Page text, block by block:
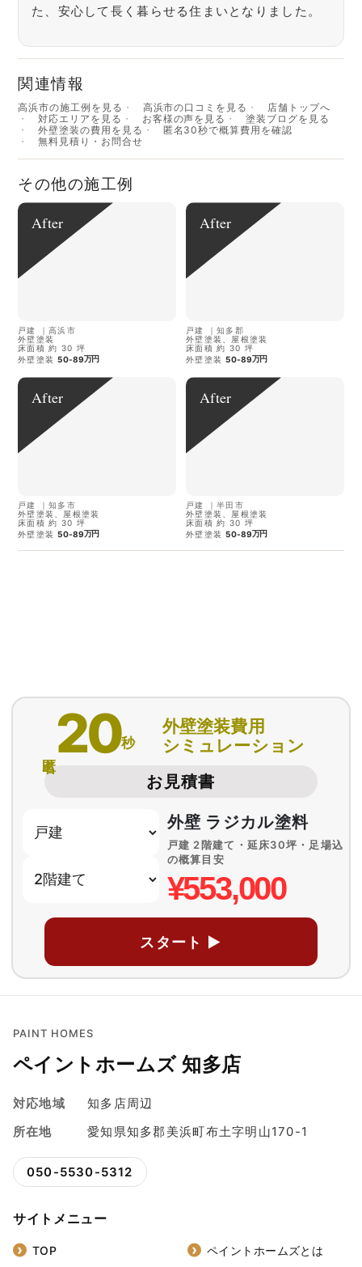
た、安心して長く暮らせる住まいとなりました。
関連情報
高浜市の施工例を見る 高浜市の口コミを見る
店舗トップへ
対応エリアを見る
お客様の声を見る
塗装ブログを見る
外壁塗装の費用を見る
匿名30秒で概算費用を確認
無料見積り・お問合せ
その他の施工例
After
戸建 ｜高浜市
外壁塗装
床面積 約 30 坪
外壁塗装 50-89万円
After
戸建 ｜知多郡
外壁塗装、屋根塗装
床面積 約 30 坪
外壁塗装 50-89万円
After
戸建 ｜知多市
外壁塗装、屋根塗装
床面積 約 30 坪
外壁塗装 50-89万円
After
戸建 ｜半田市
外壁塗装、屋根塗装
床面積 約 30 坪
外壁塗装 50-89万円
20秒
外壁塗装費用
シミュレーション
お見積書
外壁 ラジカル塗料
戸建 2階建て・延床30坪・足場込
の概算目安
¥553,000
スタート ▶
PAINT HOMES
ペイントホームズ 知多店
対応地域
知多店周辺
所在地
愛知県知多郡美浜町布土字明山170-1
050-5530-5312
サイトメニュー
TOP ペイントホームズとは